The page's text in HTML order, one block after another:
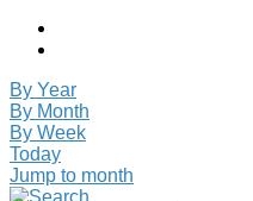
By Year
By Month
By Week
Today
Jump to month